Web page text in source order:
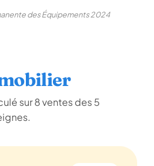
des Équipements 2024
sur 8 ventes des 5